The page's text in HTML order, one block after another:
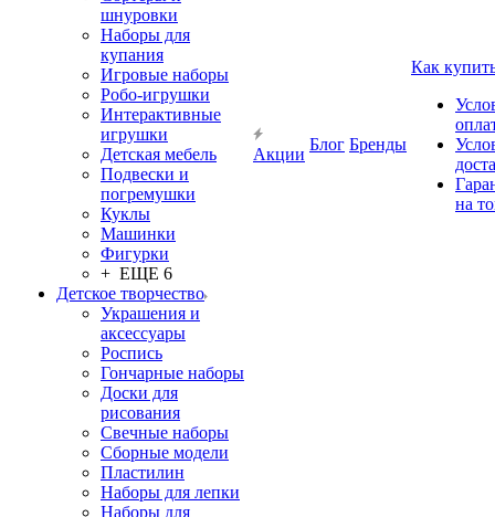
шнуровки
Наборы для
купания
Игровые наборы
Робо-игрушки
Интерактивные
игрушки
Детская мебель
Подвески и
погремушки
Куклы
Машинки
Фигурки
+ ЕЩЕ 6
Детское творчество
Украшения и
аксессуары
Роспись
Гончарные наборы
Доски для
рисования
Свечные наборы
Сборные модели
Пластилин
Наборы для лепки
Наборы для
Акции
Блог Бренды
Как
на